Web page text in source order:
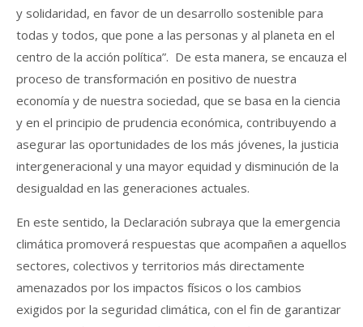
y solidaridad, en favor de un desarrollo sostenible para
todas y todos, que pone a las personas y al planeta en el
centro de la acción política”. De esta manera, se encauza el
proceso de transformación en positivo de nuestra
economía y de nuestra sociedad, que se basa en la ciencia
y en el principio de prudencia económica, contribuyendo a
asegurar las oportunidades de los más jóvenes, la justicia
intergeneracional y una mayor equidad y disminución de la
desigualdad en las generaciones actuales.
En este sentido, la Declaración subraya que la emergencia
climática promoverá respuestas que acompañen a aquellos
sectores, colectivos y territorios más directamente
amenazados por los impactos físicos o los cambios
exigidos por la seguridad climática, con el fin de garantizar